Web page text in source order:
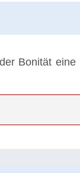
Bonität eine